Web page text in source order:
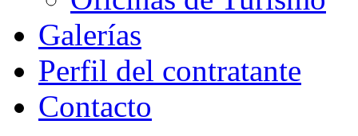
Galerías
Perfil del contratante
Contacto